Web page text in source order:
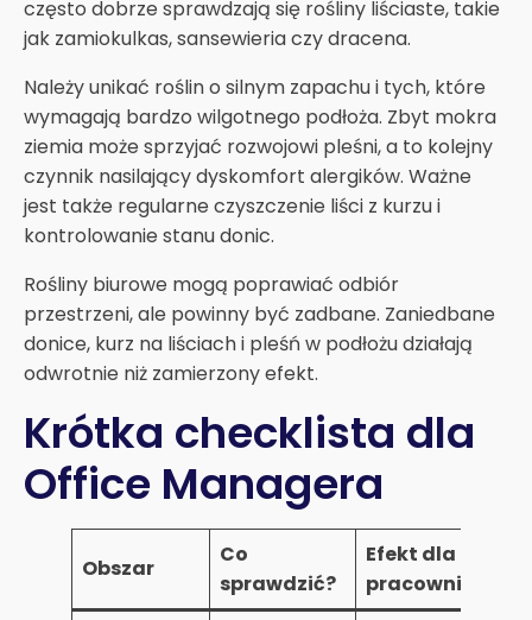
często dobrze sprawdzają się rośliny liściaste, takie
jak zamiokulkas, sansewieria czy dracena.
Należy unikać roślin o silnym zapachu i tych, które
wymagają bardzo wilgotnego podłoża. Zbyt mokra
ziemia może sprzyjać rozwojowi pleśni, a to kolejny
czynnik nasilający dyskomfort alergików. Ważne
jest także regularne czyszczenie liści z kurzu i
kontrolowanie stanu donic.
Rośliny biurowe mogą poprawiać odbiór
przestrzeni, ale powinny być zadbane. Zaniedbane
donice, kurz na liściach i pleśń w podłożu działają
odwrotnie niż zamierzony efekt.
Krótka checklista dla
Office Managera
Obszar
Co
sprawdzić?
Efekt dla
pracowników